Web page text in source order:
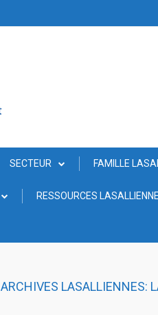
SECTEUR FAMILLE
RESSOURCES
ARCHIVES LASALLIENNES: